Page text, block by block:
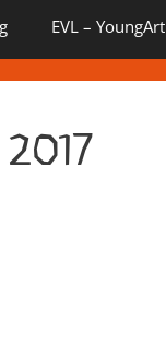
EVL – YoungArt